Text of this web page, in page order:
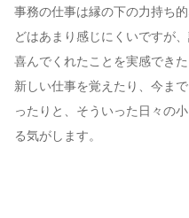
事務の仕事は縁の下の力持ち
どはあまり感じにくいですが
喜んでくれたことを実感できた
新しい仕事を覚えたり、今ま
ったりと、そういった日々の
る気がします。